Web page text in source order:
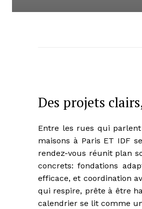
Des projets
Entre les rues qui
maisons à Paris ET IDF
rendez-vous réunit plan
concrets: fondations
efficace, et coordination
qui respire, prête à être
calendrier se lit comme